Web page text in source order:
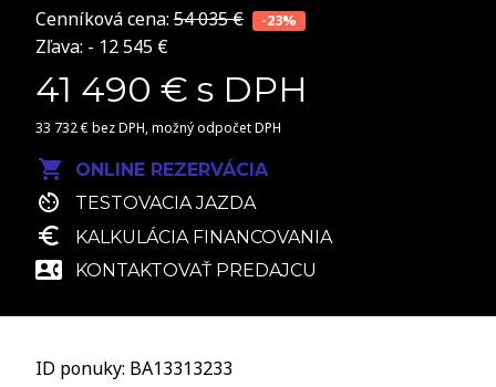
Cenníková cena: 54 035 € -23%
Zľava: - 12 545 €
41 490 € s DPH
33 732 € bez DPH, možný odpočet DPH
ONLINE REZERVÁCIA
TESTOVACIA JAZDA
KALKULÁCIA FINANCOVANIA
KONTAKTOVAŤ PREDAJCU
ID ponuky: BA13313233